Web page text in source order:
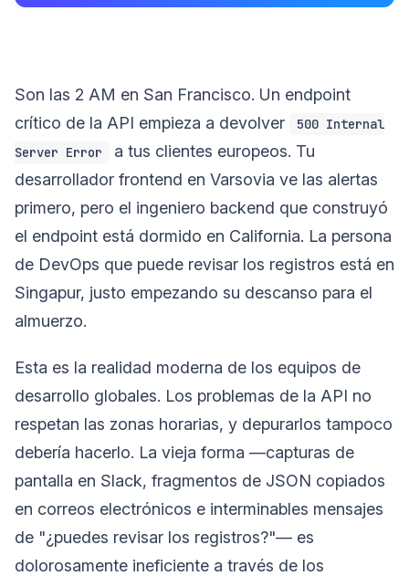
Son las 2 AM en San Francisco. Un endpoint
crítico de la API empieza a devolver
500 Internal
Server Error
a tus clientes europeos. Tu
desarrollador frontend en Varsovia ve las alertas
primero, pero el ingeniero backend que construyó
el endpoint está dormido en California. La persona
de DevOps que puede revisar los registros está en
Singapur, justo empezando su descanso para el
almuerzo.
Esta es la realidad moderna de los equipos de
desarrollo globales. Los problemas de la API no
respetan las zonas horarias, y depurarlos tampoco
debería hacerlo. La vieja forma —capturas de
pantalla en Slack, fragmentos de JSON copiados
en correos electrónicos e interminables mensajes
de "¿puedes revisar los registros?"— es
dolorosamente ineficiente a través de los